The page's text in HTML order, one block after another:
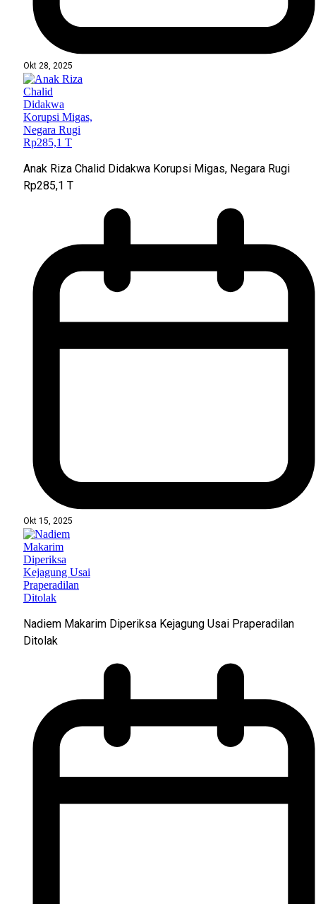
Okt 28, 2025
Anak Riza Chalid Didakwa Korupsi Migas, Negara Rugi
Rp285,1 T
Okt 15, 2025
Nadiem Makarim Diperiksa Kejagung Usai Praperadilan
Ditolak